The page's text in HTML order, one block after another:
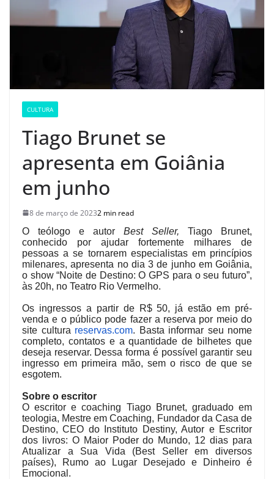
CULTURA
Tiago Brunet se
apresenta em Goiânia
em junho
8 de março de 20232 min read
O teólogo e autor Best Seller, Tiago Brunet,
conhecido por ajudar fortemente milhares de
pessoas a se tornarem especialistas em princípios
milenares, apresenta no dia 3 de junho em Goiânia,
o show “Noite de Destino: O GPS para o seu futuro”,
às 20h, no Teatro Rio Vermelho.
Os ingressos a partir de R$ 50, já estão em pré-
venda e o público pode fazer a reserva por meio do
site cultura reservas.com. Basta informar seu nome
completo, contatos e a quantidade de bilhetes que
deseja reservar. Dessa forma é possível garantir seu
ingresso em primeira mão, sem o risco de que se
esgotem.
Sobre o escritor
O escritor e coaching Tiago Brunet, graduado em
teologia, Mestre em Coaching, Fundador da Casa de
Destino, CEO do Instituto Destiny, Autor e Escritor
dos livros: O Maior Poder do Mundo, 12 dias para
Atualizar a Sua Vida (Best Seller em diversos
países), Rumo ao Lugar Desejado e Dinheiro é
Emocional.